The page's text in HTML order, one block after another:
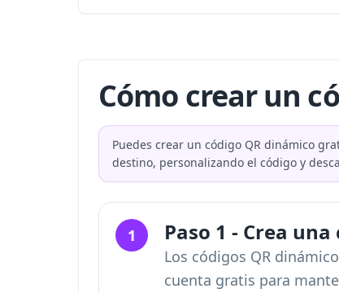
Cómo crear un
Puedes crear un código QR dinámico
destino, personalizando el código y
1 Paso 1 - Crea
Los códigos QR
cuenta gratis para